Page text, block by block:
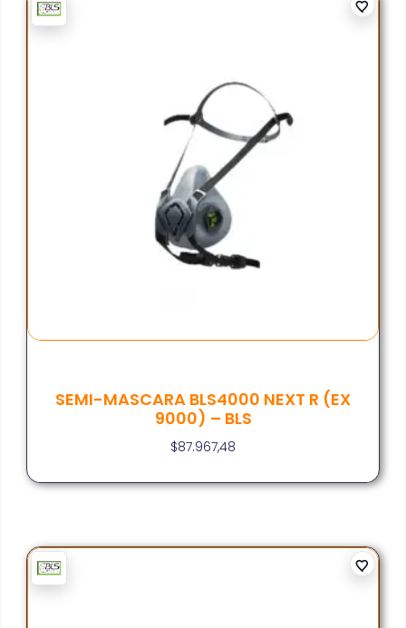
SEMI-MASCARA BLS4000 NEXT R (EX
9000) – BLS
$87.967,48